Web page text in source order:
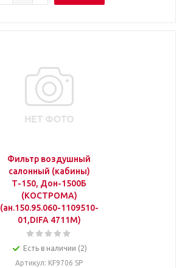
Фильтр воздушный
салонный (кабины)
Т-150, Дон-1500Б
(КОСТРОМА)
(ан.150.95.060-1109510-
01,DIFA 4711M)
Есть в наличии (2)
Артикул: KF9706 SP